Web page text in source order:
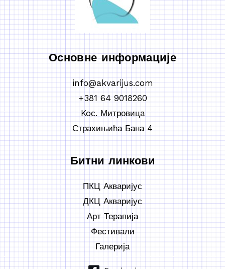
Основне информације
info@akvarijus.com
+381 64 9018260
Koс. Митровица
Страхињића Бана 4
Битни линкови
ПКЦ Акваријус
ДКЦ Акваријус
Арт Терапија
Фестивали
Галерија